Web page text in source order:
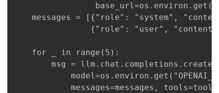
messages = [{"role": "system",
{"role": "user", "content":
for _ in range(5):
msg = llm.chat.completions.create(
messages=messages,